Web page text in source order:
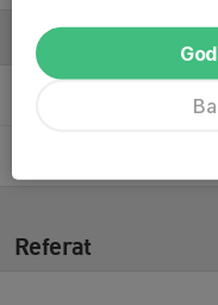
Ledare
Andreas Skoog
Referat